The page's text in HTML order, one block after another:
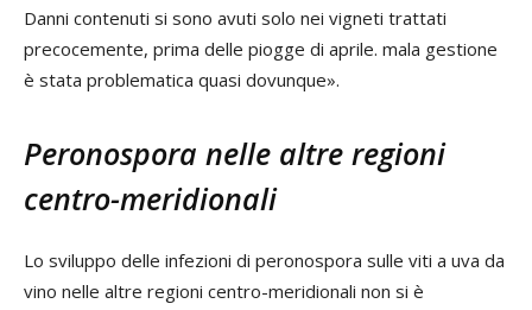
Danni contenuti si sono avuti solo nei vigneti trattati
precocemente, prima delle piogge di aprile. mala gestione
è stata problematica quasi dovunque».
Peronospora nelle altre regioni
centro-meridionali
Lo sviluppo delle infezioni di peronospora sulle viti a uva da
vino nelle altre regioni centro-meridionali non si è